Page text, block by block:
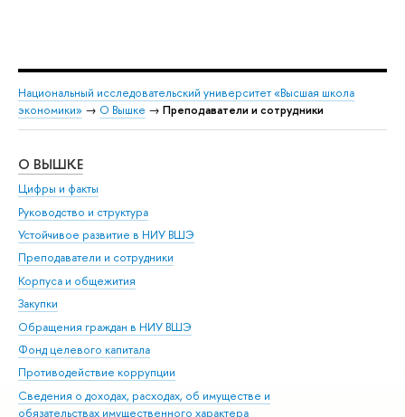
Национальный исследовательский университет «Высшая школа
экономики» → О Вышке → Преподаватели и сотрудники
О ВЫШКЕ
Цифры и факты
Руководство и структура
Устойчивое развитие в НИУ ВШЭ
Преподаватели и сотрудники
Корпуса и общежития
Закупки
Обращения граждан в НИУ ВШЭ
Фонд целевого капитала
Противодействие коррупции
Сведения о доходах, расходах, об имуществе и
обязательствах имущественного характера